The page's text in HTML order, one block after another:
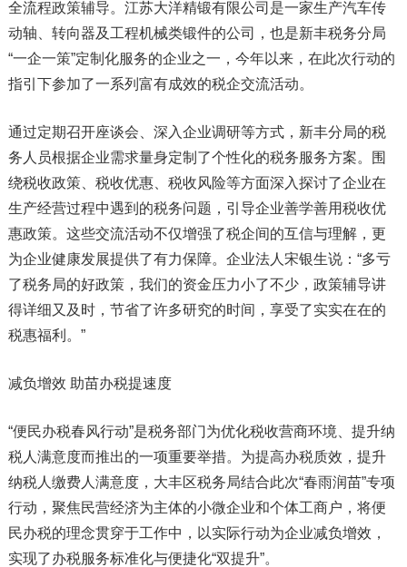
全流程政策辅导。江苏大洋精锻有限公司是一家生产汽车传
动轴、转向器及工程机械类锻件的公司，也是新丰税务分局
“一企一策”定制化服务的企业之一，今年以来，在此次行动的
指引下参加了一系列富有成效的税企交流活动。
通过定期召开座谈会、深入企业调研等方式，新丰分局的税
务人员根据企业需求量身定制了个性化的税务服务方案。围
绕税收政策、税收优惠、税收风险等方面深入探讨了企业在
生产经营过程中遇到的税务问题，引导企业善学善用税收优
惠政策。这些交流活动不仅增强了税企间的互信与理解，更
为企业健康发展提供了有力保障。企业法人宋银生说：“多亏
了税务局的好政策，我们的资金压力小了不少，政策辅导讲
得详细又及时，节省了许多研究的时间，享受了实实在在的
税惠福利。”
减负增效 助苗办税提速度
“便民办税春风行动”是税务部门为优化税收营商环境、提升纳
税人满意度而推出的一项重要举措。为提高办税质效，提升
纳税人缴费人满意度，大丰区税务局结合此次“春雨润苗”专项
行动，聚焦民营经济为主体的小微企业和个体工商户，将便
民办税的理念贯穿于工作中，以实际行动为企业减负增效，
实现了办税服务标准化与便捷化“双提升”。